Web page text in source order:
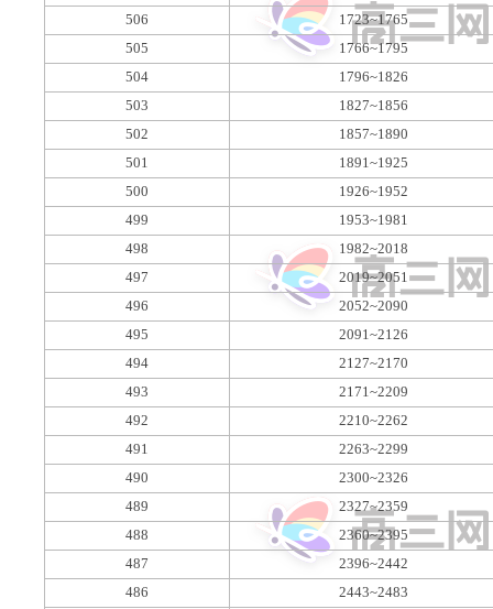
506
1723~1765
505
1766~1795
504
1796~1826
503
1827~1856
502
1857~1890
501
1891~1925
500
1926~1952
499
1953~1981
498
1982~2018
497
2019~2051
496
2052~2090
495
2091~2126
494
2127~2170
493
2171~2209
492
2210~2262
491
2263~2299
490
2300~2326
489
2327~2359
488
2360~2395
487
2396~2442
486
2443~2483